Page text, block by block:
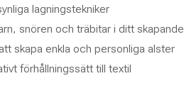
lagningstekniker
snören och träbitar i ditt skapande
skapa enkla och personliga alster
förhållningssätt till textil